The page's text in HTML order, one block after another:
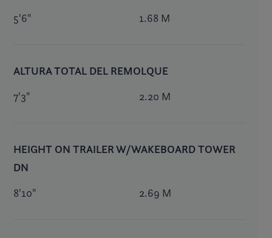
5'6" 1.68 M
ALTURA TOTAL DEL REMOLQUE
7'3" 2.20 M
HEIGHT ON TRAILER W/WAKEBOARD TOWER
DN
8'10" 2.69 M